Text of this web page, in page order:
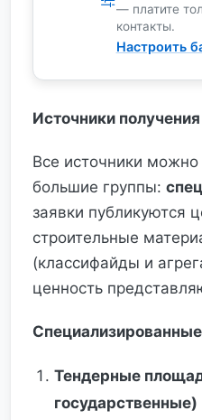
— платите
контакты.
Настроить
Источники
Все источники можно
большие группы:
заявки публикуются
строительные
(классифайды и
ценность
Тендерные
государственные)